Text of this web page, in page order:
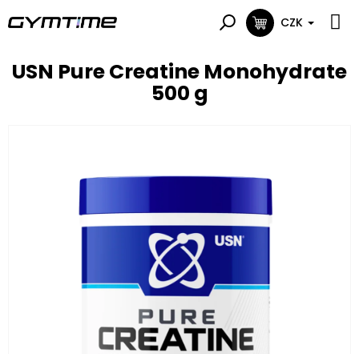
na
NÁKUPNÍ
CZK
USN Pure Creatine Monohydrate
500 g